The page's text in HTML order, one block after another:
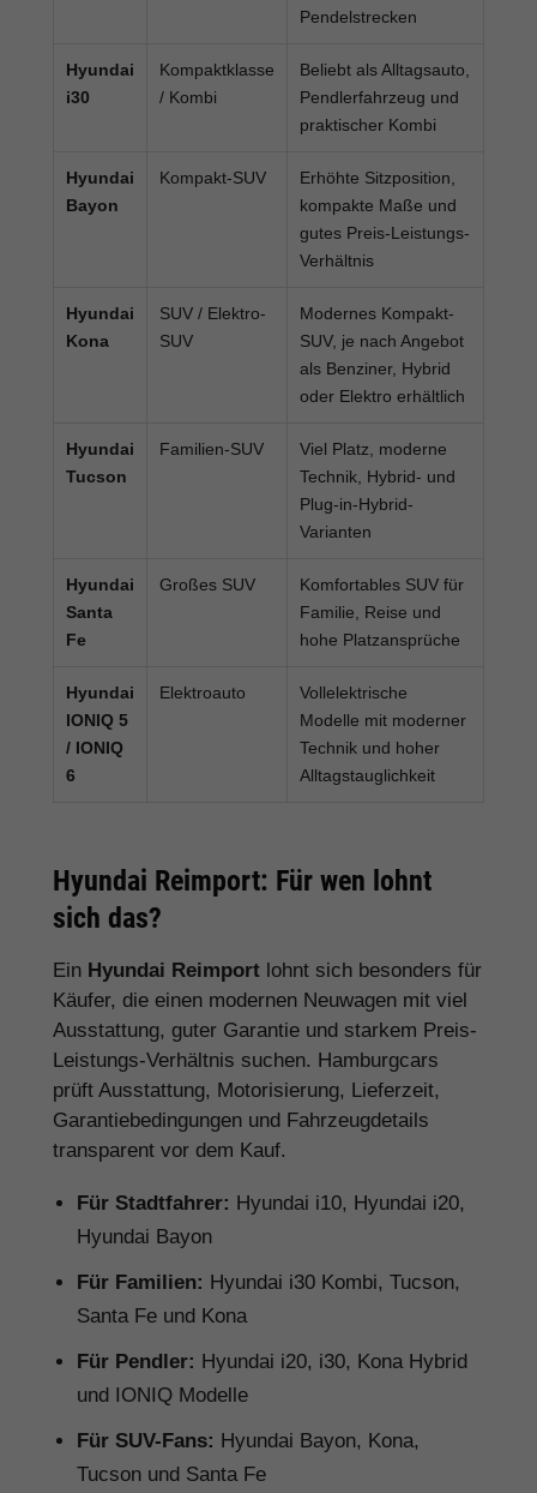
Pendelstrecken
Hyundai
i30
Kompaktklasse
/ Kombi
Beliebt als Alltagsauto,
Pendlerfahrzeug und
praktischer Kombi
Hyundai
Bayon
Kompakt-SUV
Erhöhte Sitzposition,
kompakte Maße und
gutes Preis-Leistungs-
Verhältnis
Hyundai
Kona
SUV / Elektro-
SUV
Modernes Kompakt-
SUV, je nach Angebot
als Benziner, Hybrid
oder Elektro erhältlich
Hyundai
Tucson
Familien-SUV
Viel Platz, moderne
Technik, Hybrid- und
Plug-in-Hybrid-
Varianten
Hyundai
Santa
Fe
Großes SUV
Komfortables SUV für
Familie, Reise und
hohe Platzansprüche
Hyundai
IONIQ 5
/ IONIQ
6
Elektroauto
Vollelektrische
Modelle mit moderner
Technik und hoher
Alltagstauglichkeit
Hyundai Reimport: Für wen lohnt
sich das?
Ein Hyundai Reimport lohnt sich besonders für
Käufer, die einen modernen Neuwagen mit viel
Ausstattung, guter Garantie und starkem Preis-
Leistungs-Verhältnis suchen. Hamburgcars
prüft Ausstattung, Motorisierung, Lieferzeit,
Garantiebedingungen und Fahrzeugdetails
transparent vor dem Kauf.
Für Stadtfahrer: Hyundai i10, Hyundai i20,
Hyundai Bayon
Für Familien: Hyundai i30 Kombi, Tucson,
Santa Fe und Kona
Für Pendler: Hyundai i20, i30, Kona Hybrid
und IONIQ Modelle
Für SUV-Fans: Hyundai Bayon, Kona,
Tucson und Santa Fe